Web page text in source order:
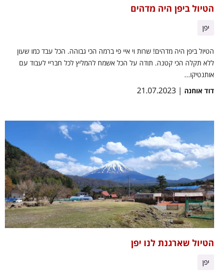
הטיול ביפן היה מדהים
יפן
הטיול ביפן היה מדהים! שרות וי איי פי ברמה הכי גבוהה. הכל עבד כמו שעון
ללא תקלה הכי קטנה. תודה על הכל אשמח להמליץ לכל חבריי לעבוד עם
אותנטיקו...
דוד אוחנה | 21.07.2023
הטיול שארגנת לנו יפן
יפן